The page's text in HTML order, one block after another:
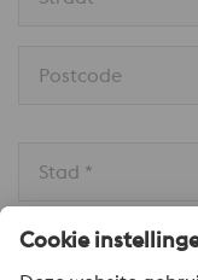
Postcode
Stad *
Land *